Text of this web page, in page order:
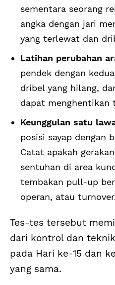
sementara seorang
angka dengan jari
yang terlewat dan
Latihan perubahan
pendek dengan
dribel yang hilang,
dapat menghentikan
Keunggulan satu
posisi sayap dengan
Catat apakah
sentuhan di area
tembakan pull-up
operan, atau
Tes-tes tersebut
dari kontrol dan
pada Hari ke-15 dan
yang sama.